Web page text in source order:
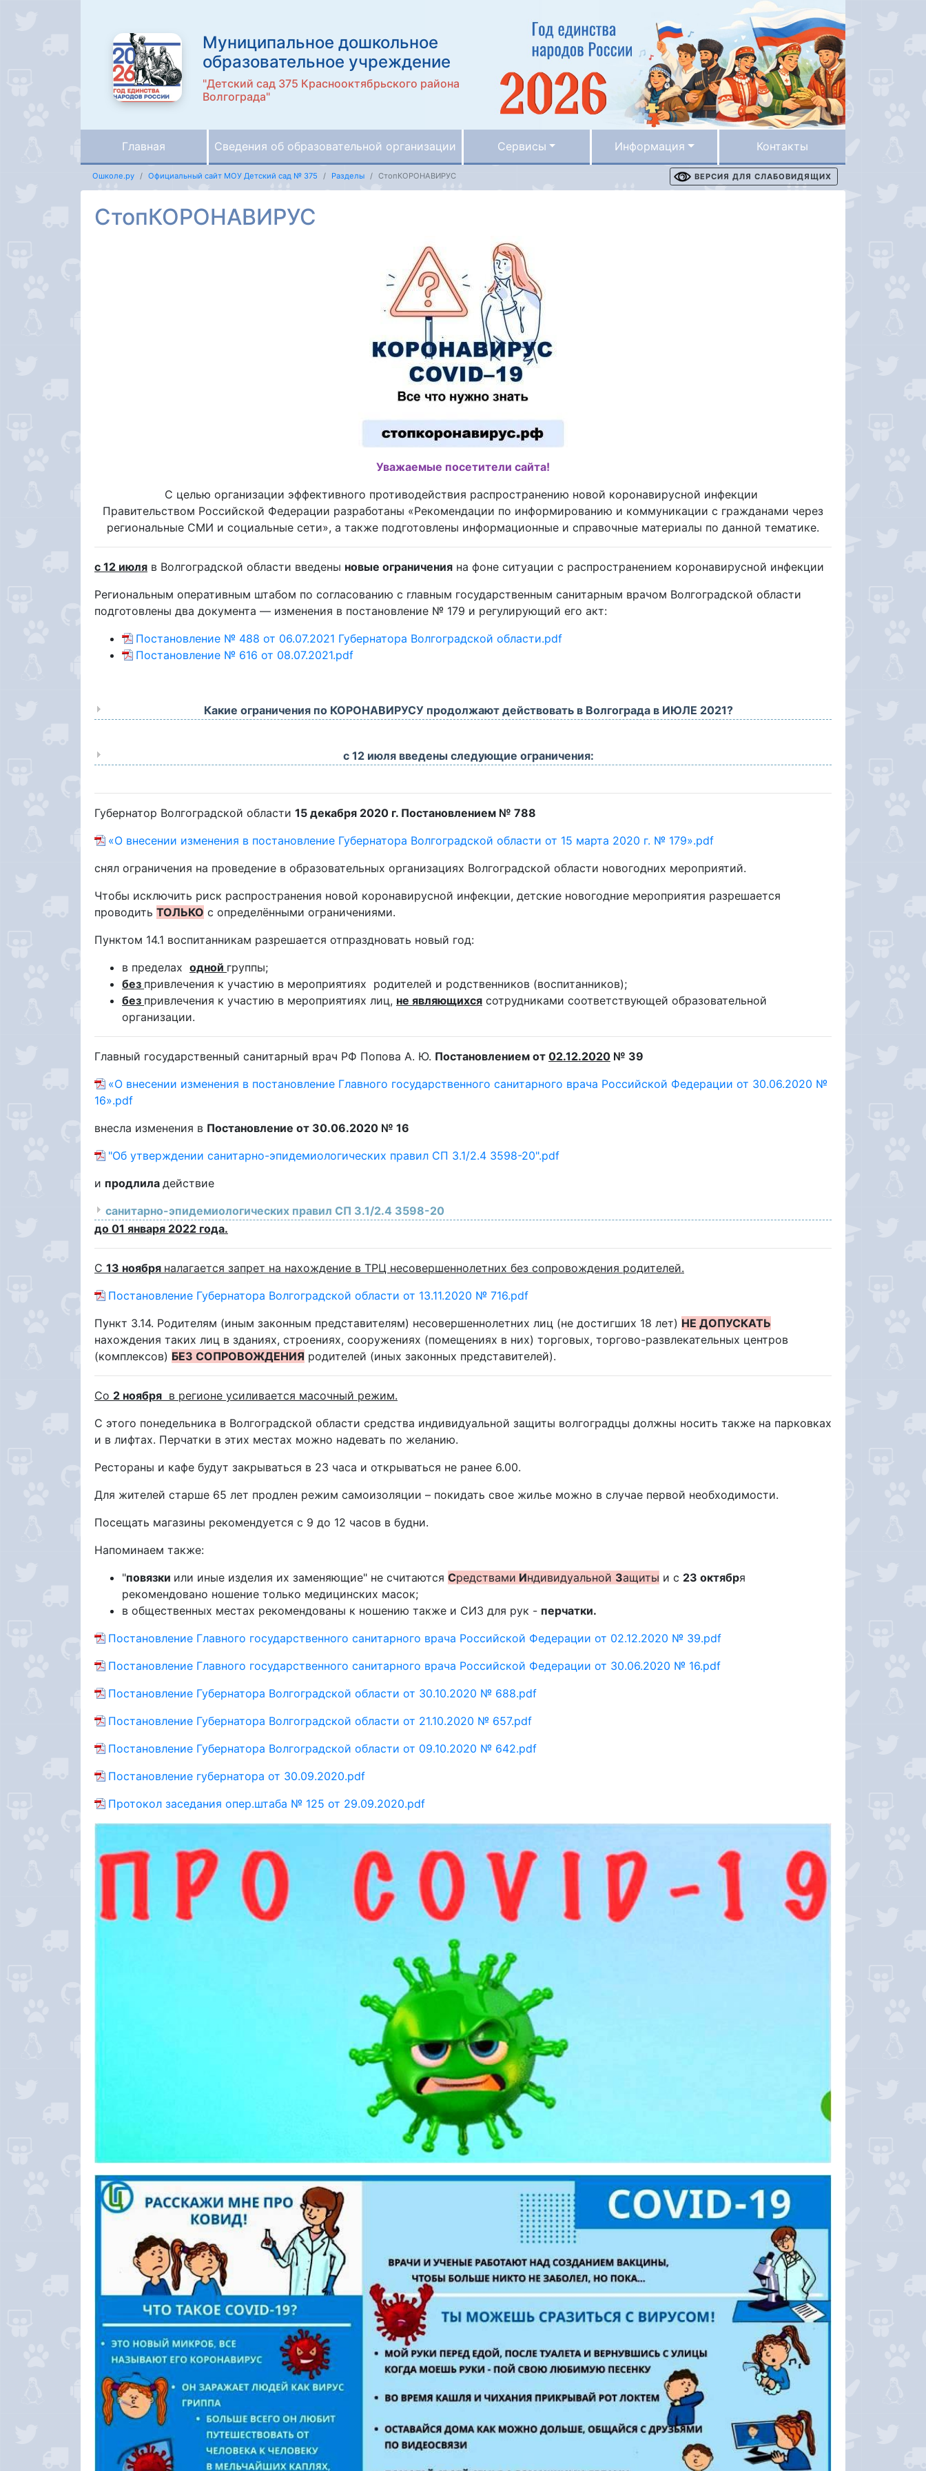
Муниципальное дошкольное
образовательное учреждение
"Детский сад 375 Краснооктябрьского района
Волгограда"
Главная Сведения об образовательной организации Сервисы Информация Контакты
Ошколе.ру Официальный сайт МОУ Детский сад № 375 Разделы СтопКОРОНАВИРУС ВЕРСИЯ ДЛЯ СЛАБОВИДЯЩИХ
СтопКОРОНАВИРУС
Уважаемые посетители сайта!
С целью организации эффективного противодействия распространению новой коронавирусной инфекции
Правительством Российской Федерации разработаны «Рекомендации по информированию и коммуникации с гражданами через
региональные СМИ и социальные сети», а также подготовлены информационные и справочные материалы по данной тематике.
c 12 июля в Волгоградской области введены новые ограничения на фоне ситуации с распространением коронавирусной инфекции
Региональным оперативным штабом по согласованию с главным государственным санитарным врачом Волгоградской области
подготовлены два документа — изменения в постановление № 179 и регулирующий его акт:
Постановление № 488 от 06.07.2021 Губернатора Волгоградской области.pdf
Постановление № 616 от 08.07.2021.pdf
Какие ограничения по КОРОНАВИРУСУ продолжают действовать в Волгограда в ИЮЛЕ 2021?
с 12 июля введены следующие ограничения:
Губернатор Волгоградской области 15 декабря 2020 г. Постановлением № 788
«О внесении изменения в постановление Губернатора Волгоградской области от 15 марта 2020 г. № 179».pdf
снял ограничения на проведение в образовательных организациях Волгоградской области новогодних мероприятий.
Чтобы исключить риск распространения новой коронавирусной инфекции, детские новогодние мероприятия разрешается
проводить ТОЛЬКО с определёнными ограничениями.
Пунктом 14.1 воспитанникам разрешается отпраздновать новый год:
в пределах одной группы;
без привлечения к участию в мероприятиях родителей и родственников (воспитанников);
без привлечения к участию в мероприятиях лиц, не являющихся сотрудниками соответствующей образовательной
организации.
Главный государственный санитарный врач РФ Попова А. Ю. Постановлением от 02.12.2020 № 39
«О внесении изменения в постановление Главного государственного санитарного врача Российской Федерации от 30.06.2020 №
16».pdf
внесла изменения в Постановление от 30.06.2020 № 16
"Об утверждении санитарно-эпидемиологических правил СП 3.1/2.4 3598-20".pdf
и продлила действие
санитарно-эпидемиологических правил СП 3.1/2.4 3598-20
до 01 января 2022 года.
С 13 ноября налагается запрет на нахождение в ТРЦ несовершеннолетних без сопровождения родителей.
Постановление Губернатора Волгоградской области от 13.11.2020 № 716.pdf
Пункт 3.14. Родителям (иным законным представителям) несовершеннолетних лиц (не достигших 18 лет) НЕ ДОПУСКАТЬ
нахождения таких лиц в зданиях, строениях, сооружениях (помещениях в них) торговых, торгово-развлекательных центров
(комплексов) БЕЗ СОПРОВОЖДЕНИЯ родителей (иных законных представителей).
Со 2 ноября в регионе усиливается масочный режим.
С этого понедельника в Волгоградской области средства индивидуальной защиты волгоградцы должны носить также на парковках
и в лифтах. Перчатки в этих местах можно надевать по желанию.
Рестораны и кафе будут закрываться в 23 часа и открываться не ранее 6.00.
Для жителей старше 65 лет продлен режим самоизоляции – покидать свое жилье можно в случае первой необходимости.
Посещать магазины рекомендуется с 9 до 12 часов в будни.
Напоминаем также:
"повязки или иные изделия их заменяющие" не считаются Средствами Индивидуальной Защиты и с 23 октября
рекомендовано ношение только медицинских масок;
в общественных местах рекомендованы к ношению также и СИЗ для рук - перчатки.
Постановление Главного государственного санитарного врача Российской Федерации от 02.12.2020 № 39.pdf
Постановление Главного государственного санитарного врача Российской Федерации от 30.06.2020 № 16.pdf
Постановление Губернатора Волгоградской области от 30.10.2020 № 688.pdf
Постановление Губернатора Волгоградской области от 21.10.2020 № 657.pdf
Постановление Губернатора Волгоградской области от 09.10.2020 № 642.pdf
Постановление губернатора от 30.09.2020.pdf
Протокол заседания опер.штаба № 125 от 29.09.2020.pdf